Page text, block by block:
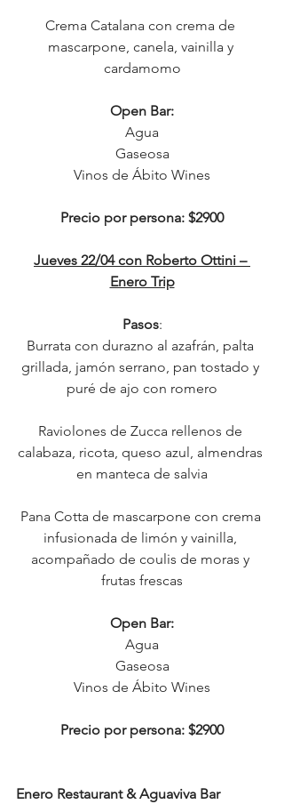
Crema Catalana con crema de
mascarpone, canela, vainilla y
cardamomo
Open Bar:
Agua
Gaseosa
Vinos de Ábito Wines
Precio por persona: $2900
Jueves 22/04 con Roberto Ottini –
Enero Trip
Pasos:
Burrata con durazno al azafrán, palta
grillada, jamón serrano, pan tostado y
puré de ajo con romero
Raviolones de Zucca rellenos de
calabaza, ricota, queso azul, almendras
en manteca de salvia
Pana Cotta de mascarpone con crema
infusionada de limón y vainilla,
acompañado de coulis de moras y
frutas frescas
Open Bar:
Agua
Gaseosa
Vinos de Ábito Wines
Precio por persona: $2900
Enero Restaurant & Aguaviva Bar